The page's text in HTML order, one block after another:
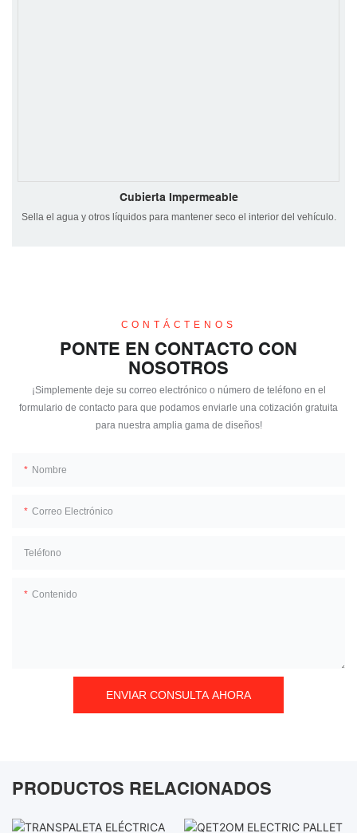
Cubierta Impermeable
Sella el agua y otros líquidos para mantener seco el interior del vehículo.
CONTÁCTENOS
PONTE EN CONTACTO CON
NOSOTROS
¡Simplemente deje su correo electrónico o número de teléfono en el
formulario de contacto para que podamos enviarle una cotización gratuita
para nuestra amplia gama de diseños!
Nombre
Correo Electrónico
Teléfono
Contenido
ENVIAR CONSULTA AHORA
PRODUCTOS RELACIONADOS